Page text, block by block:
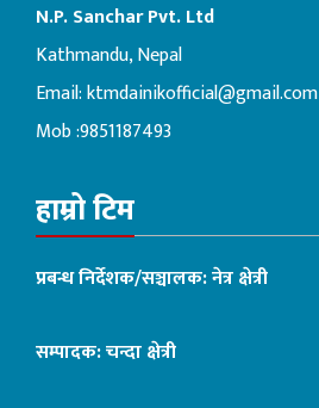
N.P. Sanchar Pvt. Ltd
Kathmandu, Nepal
Email:ktmdainikofficial@gmail.com
Mob :9851187493
हाम्रो टिम
प्रबन्ध निर्देशक/सञ्चालक: नेत्र क्षेत्री
सम्पादक: चन्दा क्षेत्री